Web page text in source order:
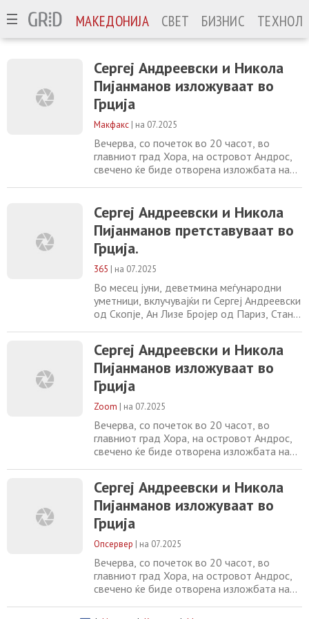
МАКЕДОНИЈА СВЕТ БИЗНИС
Сергеј Андреевски и Никола
Пијанманов изложуваат во
Грција
Макфакс | на 07.2025
Вечерва, со почеток во 20 часот, во
главниот град Хора, на островот Андрос,
свечено ќе биде отворена изложбата на
хоризонтот“ (“Aligned to the horizon”). Во
текот на јуни, девет меѓународни
уметници: Сергеј Андреевски (Скопје), Ан
Лизе Бројер (Париз), Стано Бубан
Сергеј Андреевски и Никола
Пијанманов претставуваат во
Грција.
365 | на 07.2025
Во месец јуни, деветмина меѓународни
уметници, вклучувајќи ги Сергеј Андреевски
од Скопје, Ан Лизе Бројер од Париз, Стано
и Атина, Никола Пијанманов од Струмица,
Герлинде Пистнер од Нирнберг, Кристина
Рахме од Бејрут и Карла Салем од Лондон
и Бејрут, се потопија во прекрасниот
Сергеј Андреевски и Никола
Пијанманов изложуваат во
Грција
Zoom | на 07.2025
Вечерва, со почеток во 20 часот, во
главниот град Хора, на островот Андрос,
свечено ќе биде отворена изложбата на
хоризонтот“ (“Aligned to the horizon”). Во
текот на јуни, девет меѓународни
уметници: Сергеј Андреевски (Скопје), Ан
Лизе Бројер (Париз), Стано Бубан
(Братислава),
Сергеј Андреевски и Никола
Пијанманов изложуваат во
Грција
Опсервер | на 07.2025
Вечерва, со почеток во 20 часот, во
главниот град Хора, на островот Андрос,
свечено ќе биде отворена изложбата на
работилница со наслов „Поистоветени со